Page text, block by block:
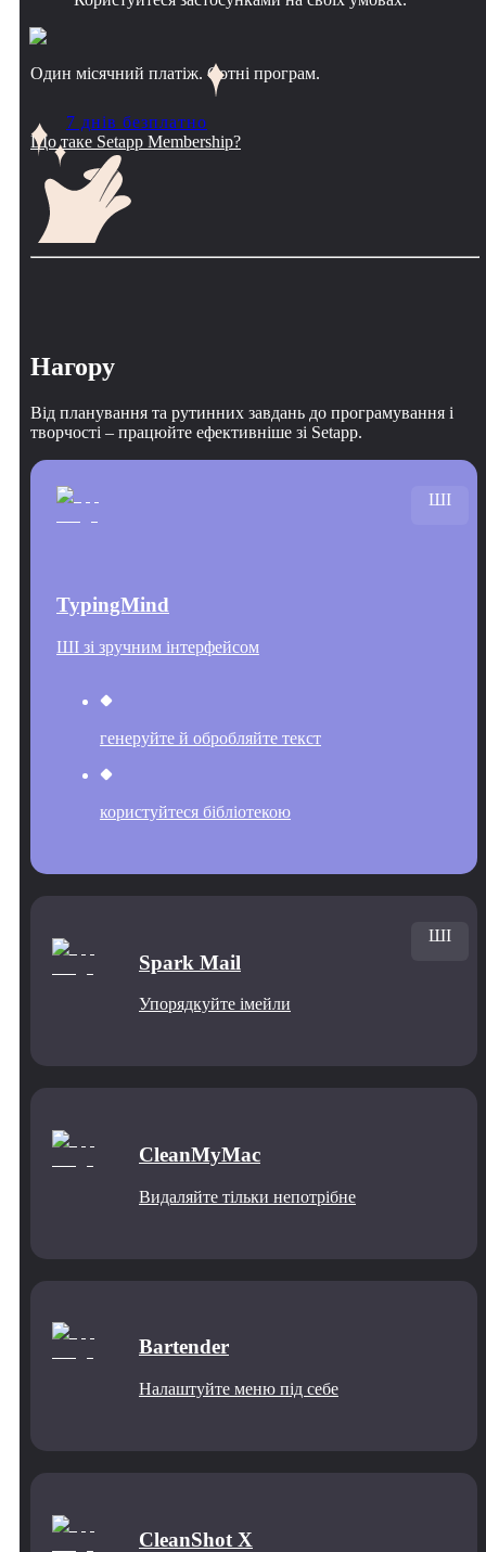
Один місячний платіж. Сотні програм.
7 днів безплатно
Що таке Setapp Membership?
Нагору
Від планування та рутинних завдань до програмування і
творчості – працюйте ефективніше зі Setapp.
TypingMind
ШІ зі зручним інтерфейсом
генеруйте й обробляйте текст
користуйтеся бібліотекою
ШІ
Spark Mail
Упорядкуйте імейли
ШІ
CleanMyMac
Видаляйте тільки непотрібне
Bartender
Налаштуйте меню під себе
CleanShot X